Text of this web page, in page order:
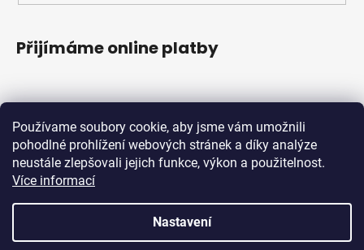
Používame soubory cookie, aby jsme vám umožnili
pohodlné prohlížení webových stránek a díky analýze
neustále zlepšovali jejich funkce, výkon a použitelnost.
Více informací
Nastavení
Přijímáme online platby